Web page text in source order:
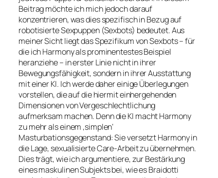
Beitrag möchte ich mich jedoch darauf
konzentrieren, was dies spezifisch in Bezug auf
robotisierte Sexpuppen (Sexbots) bedeutet. Aus
meiner Sicht liegt das Spezifikum von Sexbots – für
die ich Harmony als prominentestes Beispiel
heranziehe – in erster Linie nicht in ihrer
Bewegungsfähigkeit, sondern in ihrer Ausstattung
mit einer KI. Ich werde daher einige Überlegungen
vorstellen, die auf die hiermit einhergehenden
Dimensionen von Vergeschlechtlichung
aufmerksam machen. Denn die KI macht Harmony
zu mehr als einem ‚simplen‘
Masturbationsgegenstand: Sie versetzt Harmony in
die Lage, sexualisierte Care-Arbeitzu übernehmen.
Dies trägt, wie ich argumentiere, zur Bestärkung
eines maskulinen Subjekts bei, wie es Braidotti